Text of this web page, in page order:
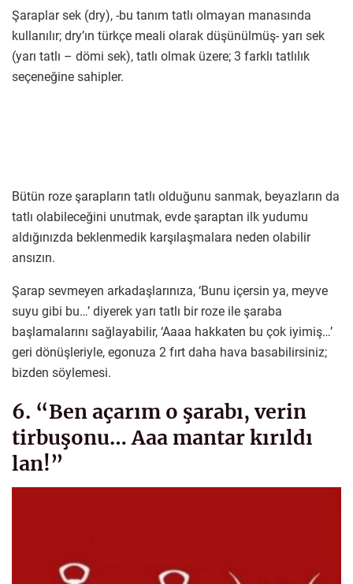
Şaraplar sek (dry), -bu tanım tatlı olmayan manasında
kullanılır; dry’ın türkçe meali olarak düşünülmüş- yarı sek
(yarı tatlı – dömi sek), tatlı olmak üzere; 3 farklı tatlılık
seçeneğine sahipler.
Bütün roze şarapların tatlı olduğunu sanmak, beyazların da
tatlı olabileceğini unutmak, evde şaraptan ilk yudumu
aldığınızda beklenmedik karşılaşmalara neden olabilir
ansızın.
Şarap sevmeyen arkadaşlarınıza, ‘Bunu içersin ya, meyve
suyu gibi bu…’ diyerek yarı tatlı bir roze ile şaraba
başlamalarını sağlayabilir, ‘Aaaa hakkaten bu çok iyimiş…’
geri dönüşleriyle, egonuza 2 fırt daha hava basabilirsiniz;
bizden söylemesi.
6. “Ben açarım o şarabı, verin
tirbuşonu… Aaa mantar kırıldı
lan!”